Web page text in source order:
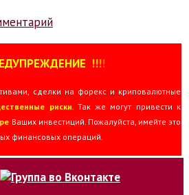
!!!!
сделки на форекс и криповалютные
риски . Так же могут привести к
Ваших инвестиций. Пожалуйста, имейте это
финансовых операций.